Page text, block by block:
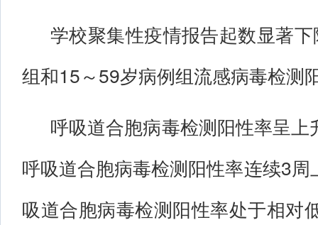
学校聚集性疫情报告起数显著
组和15～59岁病例组流感病毒检测
呼吸道合胞病毒检测阳性率呈
呼吸道合胞病毒检测阳性率连续3
吸道合胞病毒检测阳性率处于相对